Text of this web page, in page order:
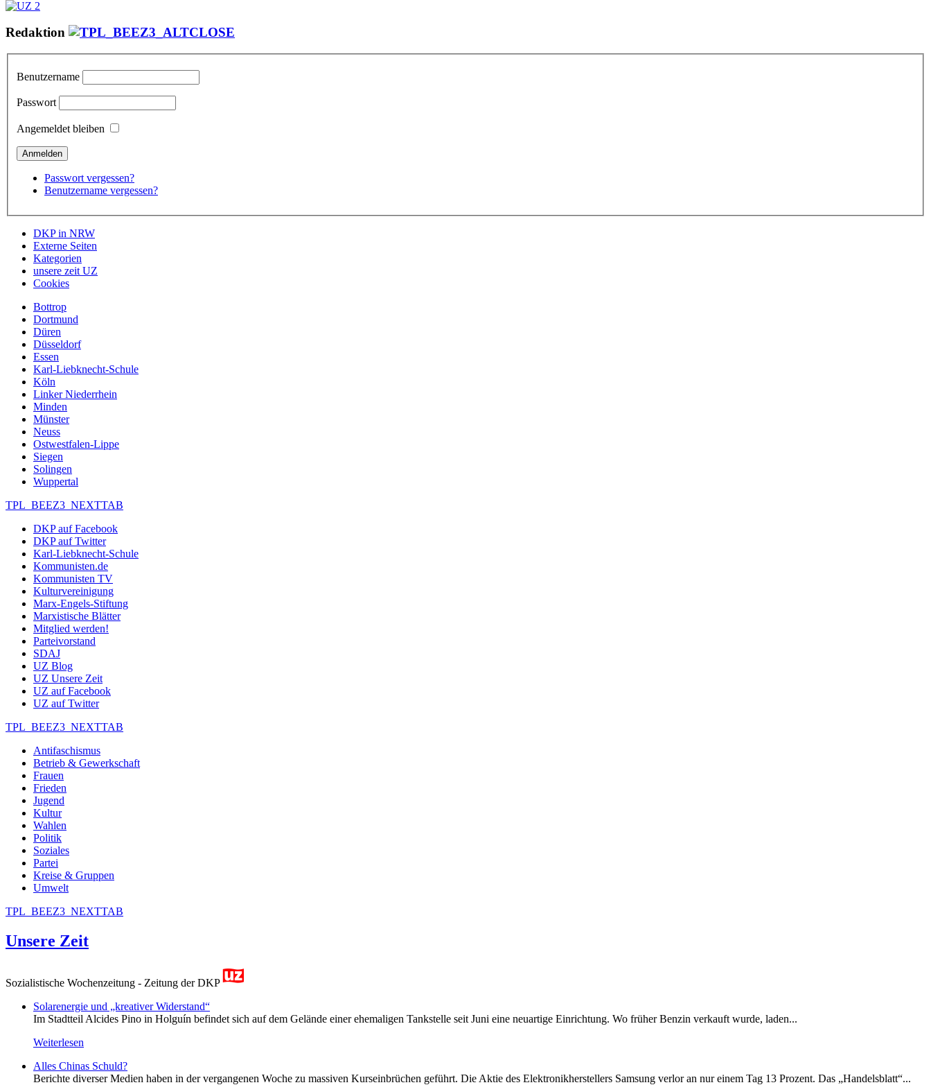
Redaktion
Benutzername
Passwort
Angemeldet bleiben
Passwort vergessen?
Benutzername vergessen?
DKP in NRW
Externe Seiten
Kategorien
unsere zeit UZ
Cookies
Bottrop
Dortmund
Düren
Düsseldorf
Essen
Karl-Liebknecht-Schule
Köln
Linker Niederrhein
Minden
Münster
Neuss
Ostwestfalen-Lippe
Siegen
Solingen
Wuppertal
TPL_BEEZ3_NEXTTAB
DKP auf Facebook
DKP auf Twitter
Karl-Liebknecht-Schule
Kommunisten.de
Kommunisten TV
Kulturvereinigung
Marx-Engels-Stiftung
Marxistische Blätter
Mitglied werden!
Parteivorstand
SDAJ
UZ Blog
UZ Unsere Zeit
UZ auf Facebook
UZ auf Twitter
TPL_BEEZ3_NEXTTAB
Antifaschismus
Betrieb & Gewerkschaft
Frauen
Frieden
Jugend
Kultur
Wahlen
Politik
Soziales
Partei
Kreise & Gruppen
Umwelt
TPL_BEEZ3_NEXTTAB
Unsere Zeit
Sozialistische Wochenzeitung - Zeitung der DKP
Solarenergie und „kreativer Widerstand“
Im Stadtteil Alcides Pino in Holguín befindet sich auf dem Gelände einer ehemaligen Tankstelle seit Juni eine neuartige Einrichtung. Wo früher Benzin verkauft wurde, laden...
Weiterlesen
Alles Chinas Schuld?
Berichte diverser Medien haben in der vergangenen Woche zu massiven Kurseinbrüchen geführt. Die Aktie des Elektronikherstellers Samsung verlor an nur einem Tag 13 Prozent. Das „Handelsblatt“...